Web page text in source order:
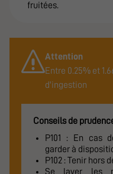
fruitées.
Attention
Entre 0.25% et
d'ingestion
Conseils de
P101 : En cas
garder à
P102 : Tenir hors
Se laver les